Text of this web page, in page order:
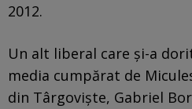
2012.
Un alt liberal care și-a
media cumpărat de
din Târgoviște, Gabriel